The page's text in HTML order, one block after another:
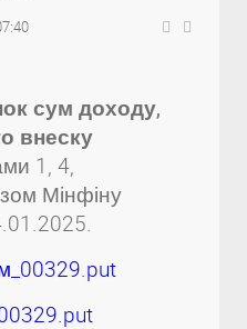
сум доходу,
внеску
1, 4,
Мінфіну